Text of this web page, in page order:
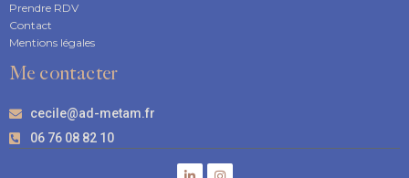
Prendre RDV
Contact
Mentions légales
Me contacter
cecile@ad-metam.fr
06 76 08 82 10